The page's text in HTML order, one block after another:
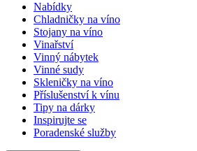
Nabídky
Chladničky na víno
Stojany na víno
Vinařství
Vinný nábytek
Vinné sudy
Skleničky na víno
Příslušenství k vínu
Tipy na dárky
Inspirujte se
Poradenské služby